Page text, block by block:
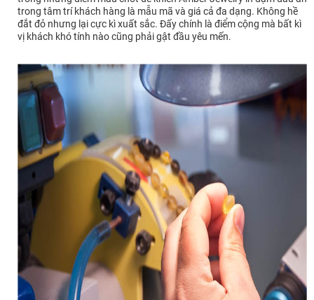
trong tâm trí khách hàng là mẫu mã và giá cả đa dạng. Không hề
đắt đỏ nhưng lại cực kì xuất sắc. Đấy chính là điểm cộng mà bất kì
vị khách khó tính nào cũng phải gật đầu yêu mến.